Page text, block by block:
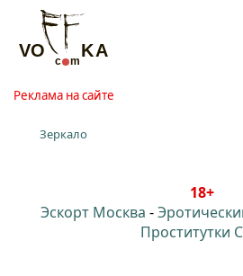
Реклама на сайте
Зеркало
18+
Эскорт Москва -
Проститутки